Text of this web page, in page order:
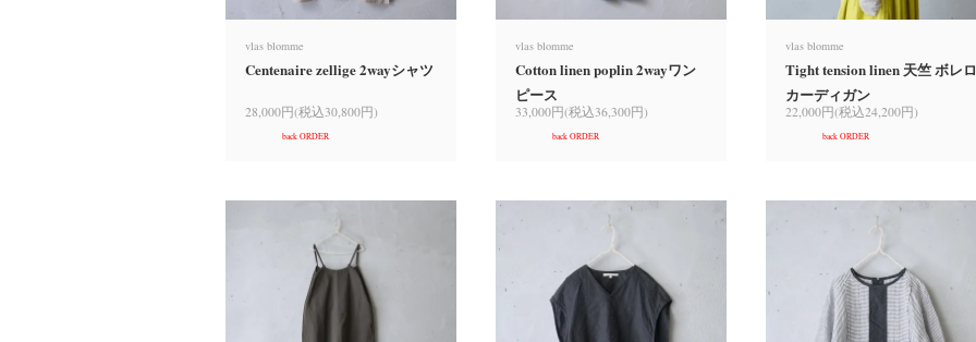
vlas blomme
Centenaire zellige 2wayシャツ
28,000円(税込30,800円)
back ORDER
vlas blomme
Cotton linen poplin 2wayワン
ピース
33,000円(税込36,300円)
back ORDER
vlas blomme
Tight tension linen 天竺 ボレロ
カーディガン
22,000円(税込24,200円)
back ORDER